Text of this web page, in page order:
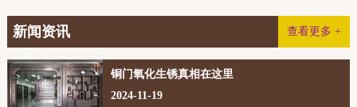
查看更多 +
新闻资讯
铜门氧化生锈真相在这里
2024-11-19